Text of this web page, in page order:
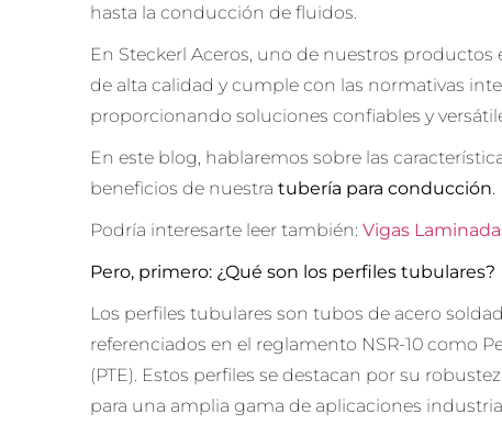
hasta la conducción de fluidos.
En Steckerl Aceros, uno de nuestros productos
de alta calidad y cumple con las normativas
proporcionando soluciones confiables y
En este blog, hablaremos sobre las
beneficios de nuestra tubería para conducción.
Podría interesarte leer también: Vigas
Pero, primero:¿Qué son los perfiles tubulares?
Los perfiles tubulares son tubos de acero
referenciados en el reglamento NSR-10 como
(PTE). Estos perfiles se destacan por su
para una amplia gama de aplicaciones